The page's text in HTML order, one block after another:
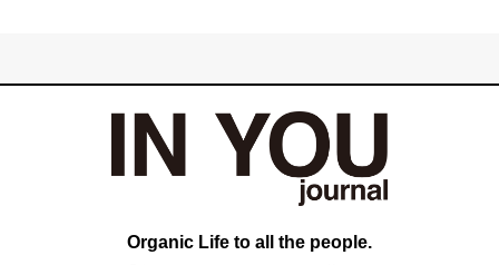
Organic Life to all the people.